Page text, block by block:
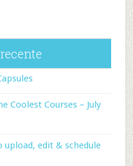
Coolest Courses – July
edit & schedule